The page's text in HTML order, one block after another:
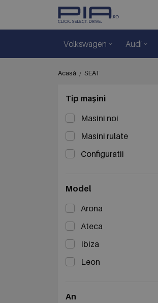
Volkswagen Audi
Acasă SEAT
Tip mașini
Masini noi
Masini rulate
Configuratii
Model
Arona
Ateca
Ibiza
Leon
An